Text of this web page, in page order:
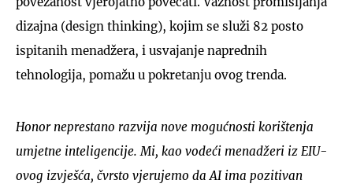
dizajna (design thinking), kojim se služi 82 posto
ispitanih menadžera, i usvajanje naprednih
tehnologija, pomažu u pokretanju ovog trenda.
Honor neprestano razvija nove mogućnosti korištenja
umjetne inteligencije. Mi, kao vodeći menadžeri iz EIU-
ovog izvješća, čvrsto vjerujemo da AI ima pozitivan